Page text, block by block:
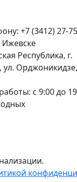
+7 (3412) 27-
Ижевске
Республика, г.
ул.
c 9:00 до